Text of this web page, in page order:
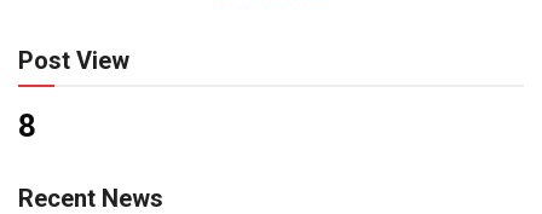
Post View
8
Recent News